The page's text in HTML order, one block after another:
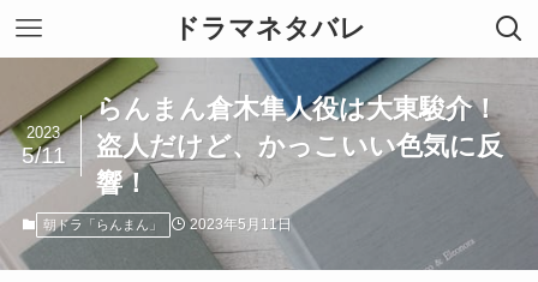
ドラマネタバレ
らんまん倉木隼人役は大東駿介！
盗人だけど、かっこいい色気に反
響！
2023
5/11
朝ドラ「らんまん」 2023年5月11日